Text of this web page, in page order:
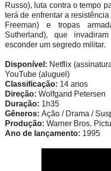
Russo), luta contra o tempo
terá de enfrentar a
Freeman) e tropas
Sutherland), que
esconder um segredo militar.
Disponível: Netflix
YouTube (aluguel)
Classificação: 14 anos
Direção: Wolfgand Petersen
Duração: 1h35
Gêneros: Ação / Drama /
Produção: Warner Bros.
Ano de lançamento: 1995